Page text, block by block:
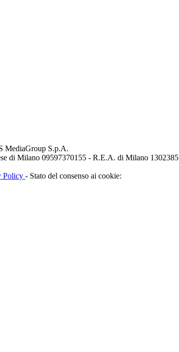
MediaGroup S.p.A.
di Milano 09597370155 - R.E.A. di Milano 1302385
Policy - Stato del consenso ai cookie: